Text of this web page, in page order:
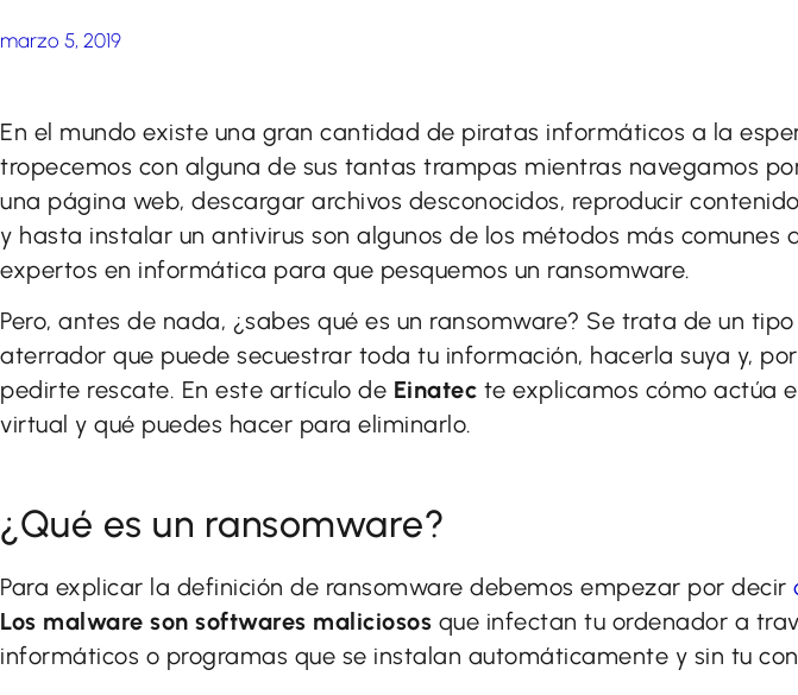
marzo 5, 2019
En el mundo existe una gran cantidad de piratas informáticos a la
tropecemos con alguna de sus tantas trampas mientras navegamos
una página web, descargar archivos desconocidos, reproducir
y hasta instalar un antivirus son algunos de los métodos más comunes
expertos en informática para que pesquemos un ransomware.
Pero, antes de nada, ¿sabes qué es un ransomware? Se trata de un
aterrador que puede secuestrar toda tu información, hacerla suya y,
pedirte rescate. En este artículo de Einatec te explicamos cómo actúa
virtual y qué puedes hacer para eliminarlo.
¿Qué es un ransomware?
Para explicar la definición de ransomware debemos empezar por decir
Los malware son softwares maliciosos que infectan tu ordenador a
informáticos o programas que se instalan automáticamente y sin tu